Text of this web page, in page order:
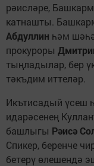
рәисләре,
катнашты.
Абдуллин һәм
прокуроры
тыңладылар, бер
тәкъдим иттеләр.
Икътисадый үсеш
идарәсенең
башлыгы Рәисә
Спикер, беренче
бетерү өлешендә